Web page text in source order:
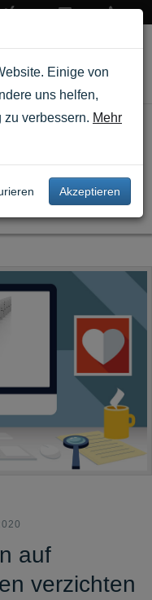
Blog
auf
verzichten
Einige von
uns helfen,
zu verbessern. Mehr
Akzeptieren